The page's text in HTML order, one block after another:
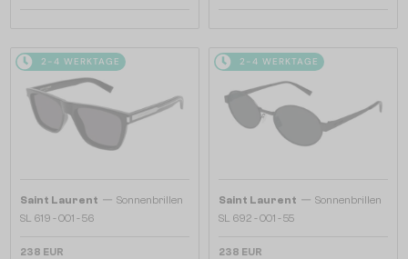
2-4 WERKTAGE
Saint Laurent — Sonnenbrillen
SL 619 - 001 - 56
238 EUR
2-4 WERKTAGE
Saint Laurent — Sonnenbrillen
SL 692 - 001 - 55
238 EUR